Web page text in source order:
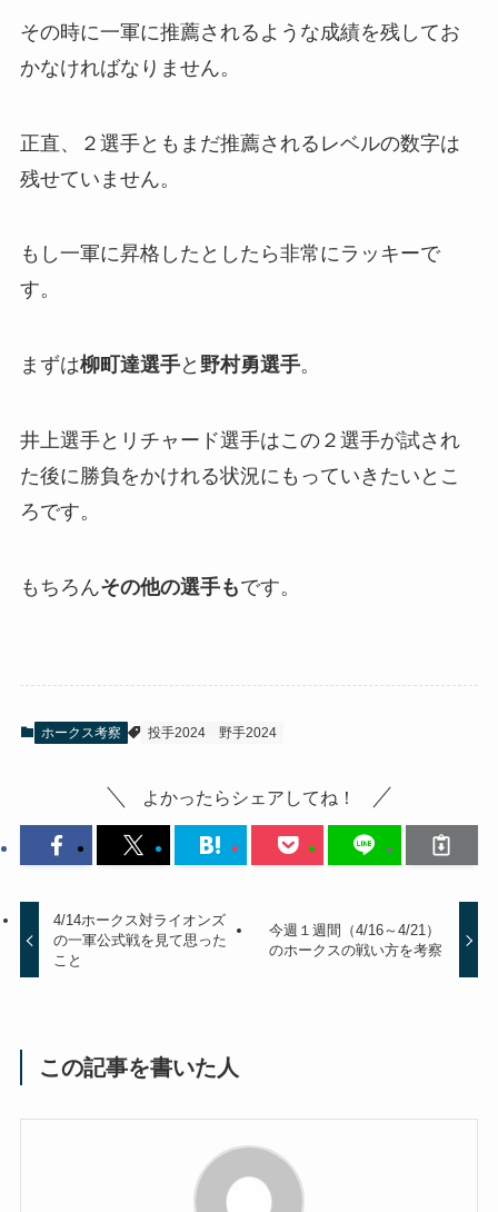
その時に一軍に推薦されるような成績を残してお
かなければなりません。
正直、２選手ともまだ推薦されるレベルの数字は
残せていません。
もし一軍に昇格したとしたら非常にラッキーで
す。
まずは柳町達選手と 野村勇選手。
井上選手とリチャード選手はこの２選手が試され
た後に勝負をかけれる状況にもっていきたいとこ
ろです。
もちろんその他の選手もです。
ホークス考察 投手2024 野手2024
よかったらシェアしてね！
4/14ホークス対ライオンズ
の一軍公式戦を見て思った
こと
今週１週間（4/16～4/21）
のホークスの戦い方を考察
この記事を書いた人